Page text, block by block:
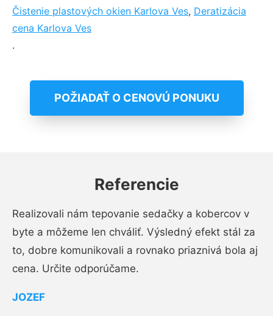
Čistenie plastových okien Karlova Ves, Deratizácia
cena Karlova Ves
.
POŽIADAŤ O CENOVÚ PONUKU
Referencie
Realizovali nám tepovanie sedačky a kobercov v
byte a môžeme len chváliť. Výsledný efekt stál za
to, dobre komunikovali a rovnako priaznivá bola aj
cena. Určite odporúčame.
JOZEF